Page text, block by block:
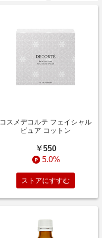
コスメデコルテ フェイシャル
ピュア コットン
￥550
5.0%
ストアにすすむ